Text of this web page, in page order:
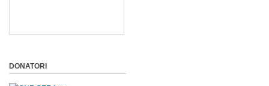
DONATORI